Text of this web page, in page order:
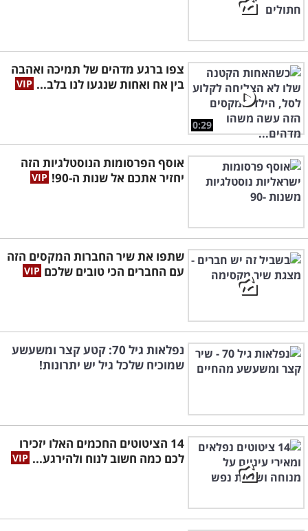
0:29
צפו ברגע מדהים של תמיכה ואהבה
בין אח ואחות שנגעו לנו בלב...
אוסף הפרסומות הנוסטלגיות הזה
יחזיר אתכם אל שנות ה-90!
שתפו את שיר החברות המקסים הזה
עם החברים הכי טובים שלכם
נפלאות גיל 70: קטע קצר ומשעשע
שמוכיח שלכל גיל יש יתרונות!
14 הציטוטים החכמים האלו יזכירו
לכם כמה חשוב לנוח ולהירגע...